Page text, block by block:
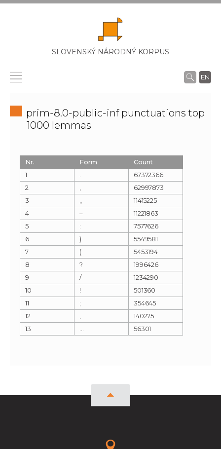
SLOVENSKÝ NÁRODNÝ KORPUS
EN
prim-8.0-public-inf punctuations top
1000 lemmas
Nr. Form
Count
1
67372366
2
62997873
3
11415225
4
–
11221863
5
:
7577626
6
)
5549581
7
(
5453194
8
?
1996426
9
/
1234290
10
!
501360
11
;
354645
12
140275
13
56301